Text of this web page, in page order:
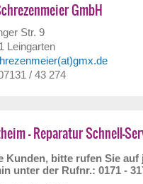
GmbH
Str. 9
Leingarten
/ 43 274
- Reparatur Schnell-
Kunden, bitte rufen Sie
unter der Rufnr.: 0171 -